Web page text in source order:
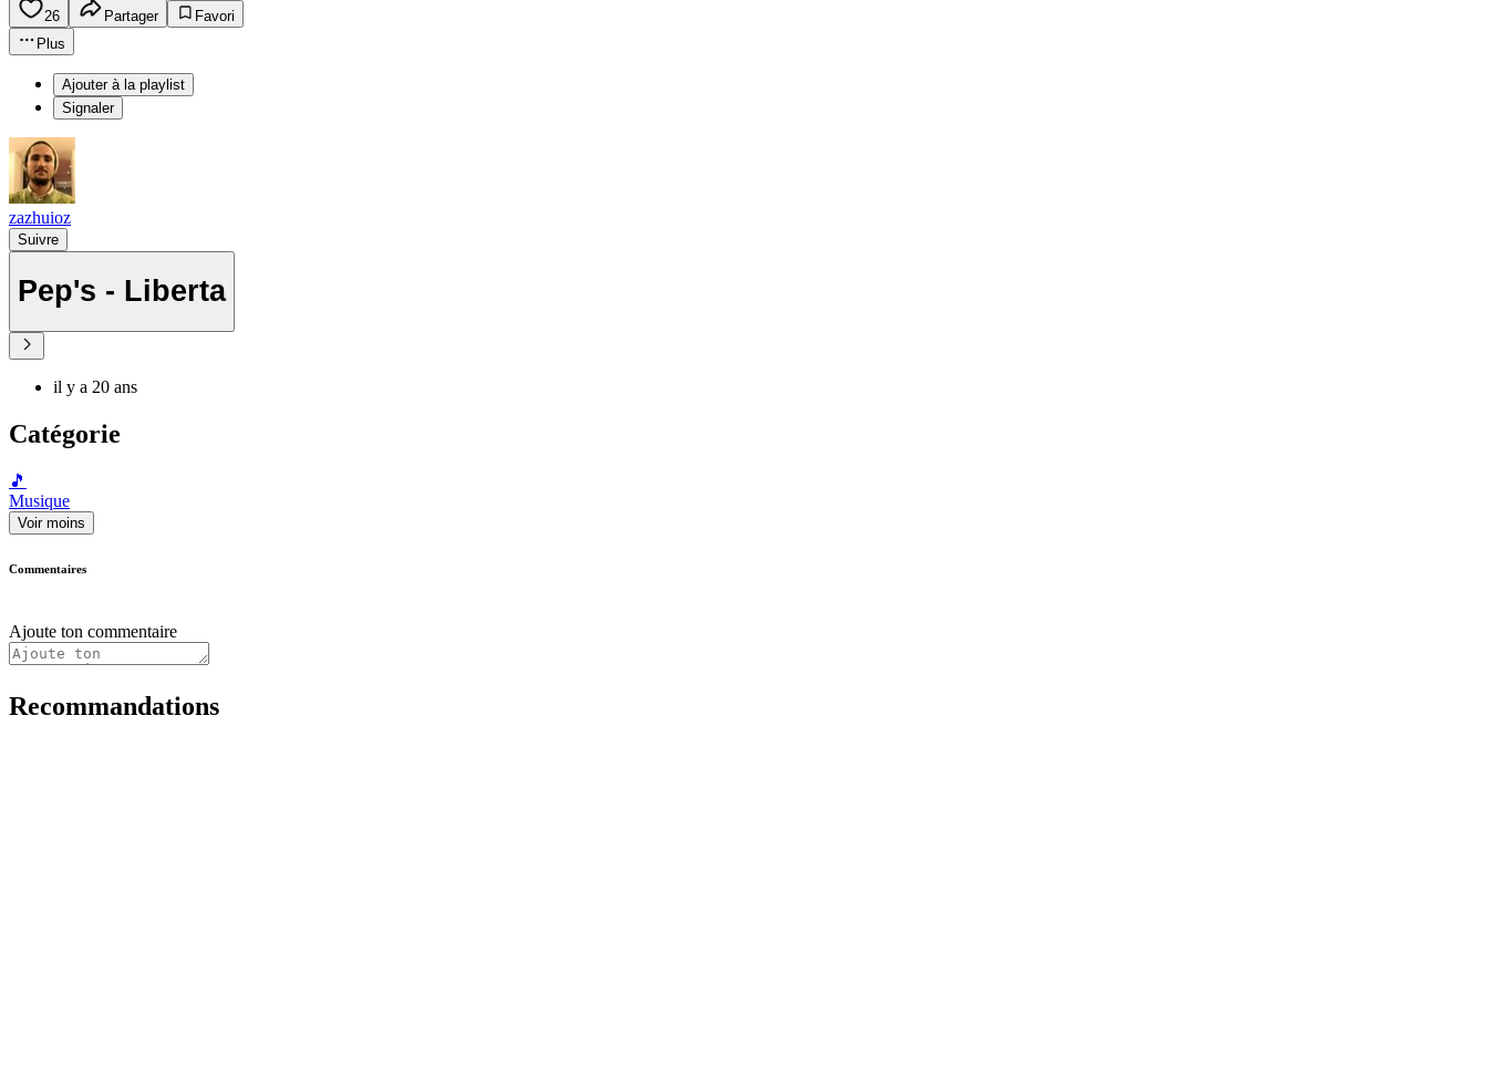
26 Partager
Favori
Plus
Ajouter à la playlist
Signaler
zazhuioz
Suivre
Pep's - Liberta
il y a 20 ans
Catégorie
🎵
Musique
Voir moins
Commentaires
Ajoute ton commentaire
Recommandations